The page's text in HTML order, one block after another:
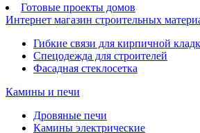
Готовые проекты домов
Интернет магазин строительных
Гибкие связи для кирпичной
Спецодежда для строителей
Фасадная стеклосетка
Камины и печи
Дровяные печи
Камины электрические